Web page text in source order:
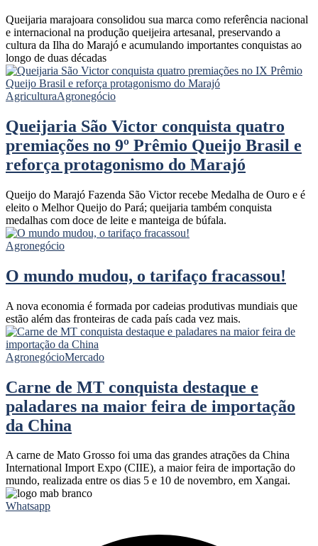
Queijaria marajoara consolidou sua marca como referência nacional
e internacional na produção queijeira artesanal, preservando a
cultura da Ilha do Marajó e acumulando importantes conquistas ao
longo de duas décadas
AgriculturaAgronegócio
Queijaria São Victor conquista quatro
premiações no 9º Prêmio Queijo Brasil e
reforça protagonismo do Marajó
Queijo do Marajó Fazenda São Victor recebe Medalha de Ouro e é
eleito o Melhor Queijo do Pará; queijaria também conquista
medalhas com doce de leite e manteiga de búfala.
Agronegócio
O mundo mudou, o tarifaço fracassou!
A nova economia é formada por cadeias produtivas mundiais que
estão além das fronteiras de cada país cada vez mais.
AgronegócioMercado
Carne de MT conquista destaque e
paladares na maior feira de importação
da China
A carne de Mato Grosso foi uma das grandes atrações da China
International Import Expo (CIIE), a maior feira de importação do
mundo, realizada entre os dias 5 e 10 de novembro, em Xangai.
Whatsapp